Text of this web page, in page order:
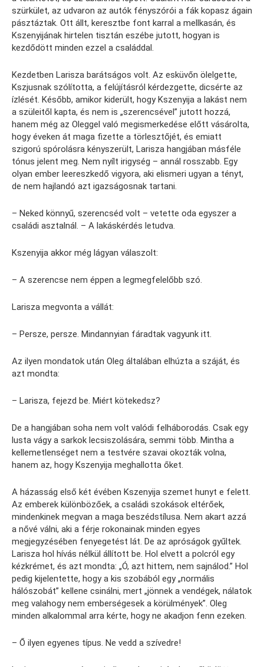
szürkület, az udvaron az autók fényszórói a fák kopasz ágain
pásztáztak. Ott állt, keresztbe font karral a mellkasán, és
Kszenyijának hirtelen tisztán eszébe jutott, hogyan is
kezdődött minden ezzel a családdal.
Kezdetben Larisza barátságos volt. Az esküvőn ölelgette,
Kszjusnak szólította, a felújításról kérdezgette, dicsérte az
ízlését. Később, amikor kiderült, hogy Kszenyija a lakást nem
a szüleitől kapta, és nem is „szerencsével” jutott hozzá,
hanem még az Oleggel való megismerkedése előtt vásárolta,
hogy éveken át maga fizette a törlesztőjét, és emiatt
szigorú spórolásra kényszerült, Larisza hangjában másféle
tónus jelent meg. Nem nyílt irigység – annál rosszabb. Egy
olyan ember leereszkedő vigyora, aki elismeri ugyan a tényt,
de nem hajlandó azt igazságosnak tartani.
– Neked könnyű, szerencséd volt – vetette oda egyszer a
családi asztalnál. – A lakáskérdés letudva.
Kszenyija akkor még lágyan válaszolt:
– A szerencse nem éppen a legmegfelelőbb szó.
Larisza megvonta a vállát:
– Persze, persze. Mindannyian fáradtak vagyunk itt.
Az ilyen mondatok után Oleg általában elhúzta a száját, és
azt mondta:
– Larisza, fejezd be. Miért kötekedsz?
De a hangjában soha nem volt valódi felháborodás. Csak egy
lusta vágy a sarkok lecsiszolására, semmi több. Mintha a
kellemetlenséget nem a testvére szavai okozták volna,
hanem az, hogy Kszenyija meghallotta őket.
A házasság első két évében Kszenyija szemet hunyt e felett.
Az emberek különbözőek, a családi szokások eltérőek,
mindenkinek megvan a maga beszédstílusa. Nem akart azzá
a nővé válni, aki a férje rokonainak minden egyes
megjegyzésében fenyegetést lát. De az apróságok gyűltek.
Larisza hol hívás nélkül állított be. Hol elvett a polcról egy
kézkrémet, és azt mondta: „Ó, azt hittem, nem sajnálod.” Hol
pedig kijelentette, hogy a kis szobából egy „normális
hálószobát” kellene csinálni, mert „jönnek a vendégek, nálatok
meg valahogy nem emberségesek a körülmények”. Oleg
minden alkalommal arra kérte, hogy ne akadjon fenn ezeken.
– Ő ilyen egyenes típus. Ne vedd a szívedre!